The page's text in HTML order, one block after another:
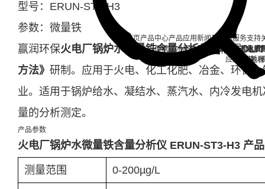
首页产品中心
便携式水质检测仪
实验室台式水质
试剂耗材
产品应用
循环冷却水饮
地
新闻及案例
企业资讯行业资
应用案例
服务支持
售后
型号：ERUN-ST3-H3
参数：微量铁
赢润环保火电厂锅炉水微量铁含量分析仪 ，依据DL/
方法》 研制。应用于火电、化工化肥、冶金、环保
业。适用于锅炉给水、凝结水、蒸汽水、内冷发电
量的分析测定。
产品参数
火电厂锅炉水微量铁含量分析仪 ERUN-ST3-H3 产
测量范围 0-200µg/L